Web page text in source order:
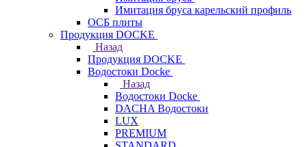
Имитация бруса карельский профиль
ОСБ плиты
Продукция DOCKE
Назад
Продукция DOCKE
Водостоки Docke
Назад
Водостоки Docke
DACHA Водостоки
LUX
PREMIUM